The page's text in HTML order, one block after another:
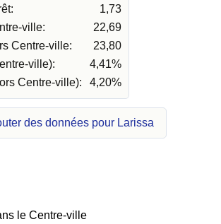
1,73
ville:
22,69
Centre-ville:
23,80
ville):
4,41%
Centre-ville):
4,20%
des données pour Larissa
le Centre-ville